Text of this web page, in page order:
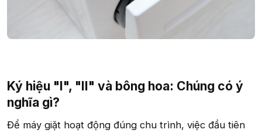
Ký hiệu "I", "II" và bông hoa: Chúng có ý
nghĩa gì?​
Để máy giặt hoạt động đúng chu trình, việc đầu tiên